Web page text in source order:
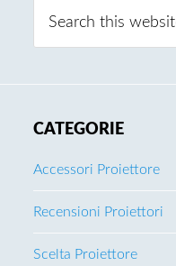
this
CATEGORIE
Accessori Proiettore
Recensioni Proiettori
Scelta Proiettore